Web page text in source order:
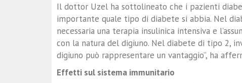
Il dottor Uzel ha sottolineato che i pazienti
importante quale tipo di diabete si abbia. Nel
necessaria una terapia insulinica intensiva e
con la natura del digiuno. Nel diabete di tipo 2,
digiuno può rappresentare un vantaggio”, ha
Effetti sul sistema immunitario